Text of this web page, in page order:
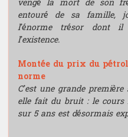
entouré de sa famille,
l’énorme trésor dont
l’existence.
Montée du prix du
norme
C’est une grande
elle fait du bruit : le
sur 5 ans est désormais